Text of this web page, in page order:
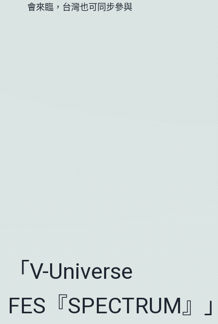
會來臨，台灣也可同步參與
「V-Universe
FES『SPECTRUM』